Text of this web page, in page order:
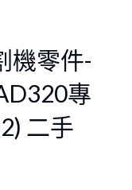
機零件-
專
二手